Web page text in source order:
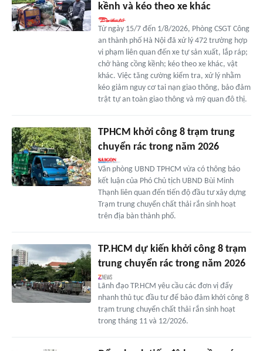
kềnh và kéo theo xe khác
Từ ngày 15/7 đến 1/8/2026, Phòng CSGT Công
an thành phố Hà Nội đã xử lý 472 trường hợp
vi phạm liên quan đến xe tự sản xuất, lắp ráp;
chở hàng cồng kềnh; kéo theo xe khác, vật
khác. Việc tăng cường kiểm tra, xử lý nhằm
kéo giảm nguy cơ tai nạn giao thông, bảo đảm
trật tự an toàn giao thông và mỹ quan đô thị.
TPHCM khởi công 8 trạm trung
chuyển rác trong năm 2026
Văn phòng UBND TPHCM vừa có thông báo
kết luận của Phó Chủ tịch UBND Bùi Minh
Thạnh liên quan đến tiến độ đầu tư xây dựng
Trạm trung chuyển chất thải rắn sinh hoạt
trên địa bàn thành phố.
TP.HCM dự kiến khởi công 8 trạm
trung chuyển rác trong năm 2026
Lãnh đạo TP.HCM yêu cầu các đơn vị đẩy
nhanh thủ tục đầu tư để bảo đảm khởi công 8
trạm trung chuyển chất thải rắn sinh hoạt
trong tháng 11 và 12/2026.